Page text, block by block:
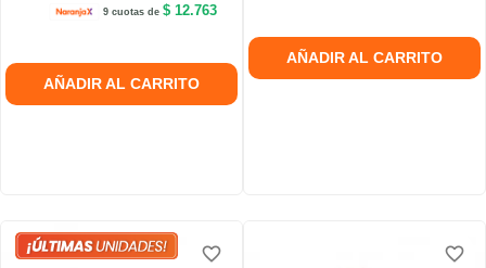
9 cuotas de$ 12.763
AÑADIR AL CARRITO
AÑADIR AL CARRITO
favorite_border
favorite_border favorite_border
favorite_border